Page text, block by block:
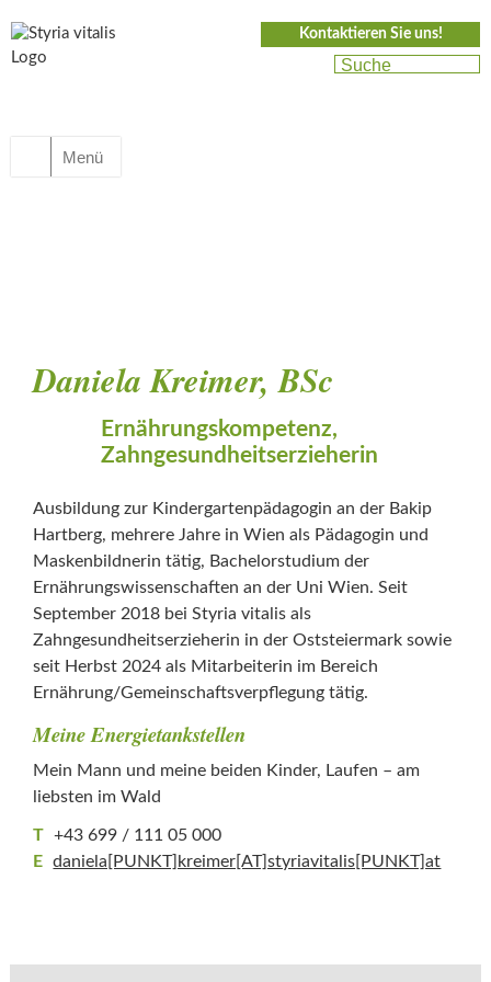
Kontaktieren Sie uns!
Menü
Daniela Kreimer, BSc
Ernährungskompetenz,
Zahngesundheitserzieherin
Ausbildung zur Kindergartenpädagogin an der Bakip
Hartberg, mehrere Jahre in Wien als Pädagogin und
Maskenbildnerin tätig, Bachelorstudium der
Ernährungswissenschaften an der Uni Wien. Seit
September 2018 bei Styria vitalis als
Zahngesundheitserzieherin in der Oststeiermark sowie
seit Herbst 2024 als Mitarbeiterin im Bereich
Ernährung/Gemeinschaftsverpflegung tätig.
Meine Energietankstellen
Mein Mann und meine beiden Kinder, Laufen – am
liebsten im Wald
T +43 699 / 111 05 000
E daniela[PUNKT]kreimer[AT]​styriavitalis[PUNKT]at